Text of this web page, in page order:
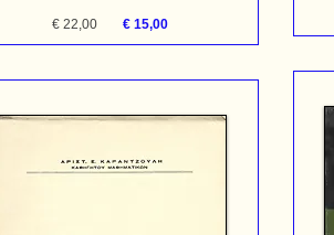
€ 22,00 € 15,00